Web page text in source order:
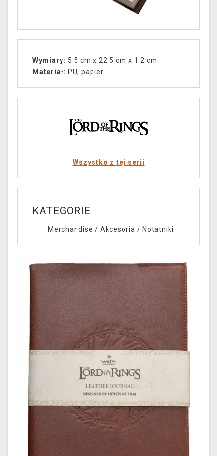
Wymiary: 5.5 cm x 22.5 cm x 1.2 cm
Materiał: PU, papier
Wszystko z tej serii
KATEGORIE
Merchandise / Akcesoria / Notatniki